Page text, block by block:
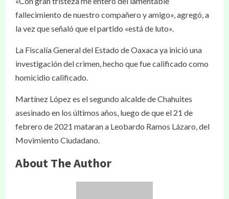
fallecimiento de nuestro compañero y amigo», agregó, a
la vez que señaló que el partido «está de luto».
La Fiscalía General del Estado de Oaxaca ya inició una
investigación del crimen, hecho que fue calificado como
homicidio calificado.
Martínez López es el segundo alcalde de Chahuites
asesinado en los últimos años, luego de que el 21 de
febrero de 2021 mataran a Leobardo Ramos Lázaro, del
Movimiento Ciudadano.
About The Author